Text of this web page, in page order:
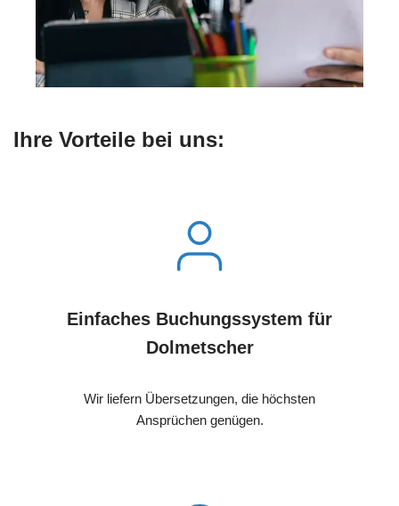
Ihre Vorteile bei uns:
Einfaches Buchungssystem für
Dolmetscher
Wir liefern Übersetzungen, die höchsten
Ansprüchen genügen.